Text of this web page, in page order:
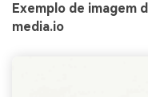
Exemplo de imagem
media.io